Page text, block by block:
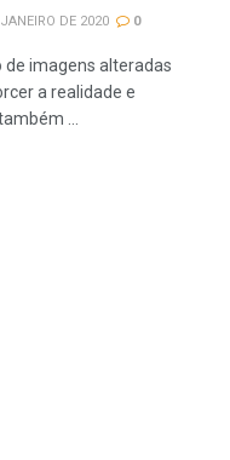
DE 2020 0
de imagens alteradas
a realidade e
...